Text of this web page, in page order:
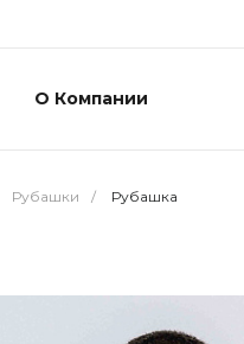
О Компании
Рубашки / Рубашка